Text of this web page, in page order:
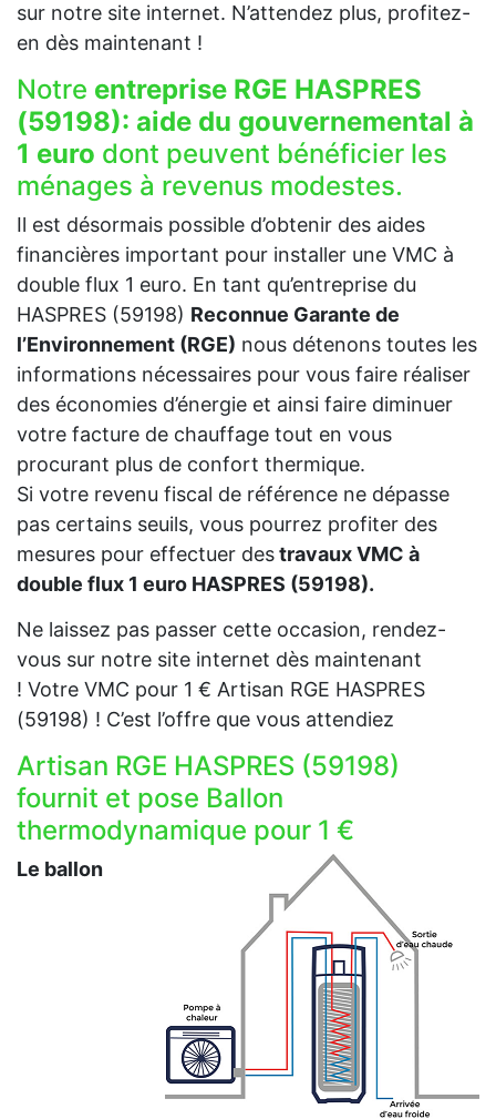
sur notre site internet. N’attendez plus, profitez-
en dès maintenant !
Notre entreprise RGE HASPRES
(59198): aide du gouvernemental à
1 euro dont peuvent bénéficier les
ménages à revenus modestes.
Il est désormais possible d’obtenir des aides
financières important pour installer une VMC à
double flux 1 euro. En tant qu’entreprise du
HASPRES (59198) Reconnue Garante de
l’Environnement (RGE) nous détenons toutes les
informations nécessaires pour vous faire réaliser
des économies d’énergie et ainsi faire diminuer
votre facture de chauffage tout en vous
procurant plus de confort thermique.
Si votre revenu fiscal de référence ne dépasse
pas certains seuils, vous pourrez profiter des
mesures pour effectuer destravaux VMC à
double flux 1 euro HASPRES (59198).
Ne laissez pas passer cette occasion, rendez-
vous sur notre site internet dès maintenant
! Votre VMC pour 1 € Artisan RGE HASPRES
(59198) ! C’est l’offre que vous attendiez
Artisan RGE HASPRES (59198)
fournit et pose Ballon
thermodynamique pour 1 €
Le ballon